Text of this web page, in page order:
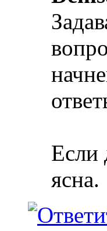
Если
ясна.